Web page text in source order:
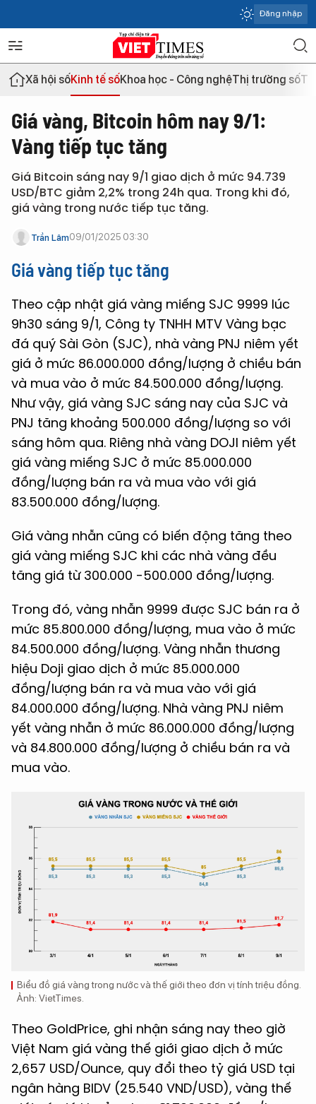
Đăng nhập
Xã hội sốKinh tế sốKhoa học - Công nghệThị trường số
Giá vàng, Bitcoin hôm nay 9/1:
Vàng tiếp tục tăng
Giá Bitcoin sáng nay 9/1 giao dịch ở mức 94.739
USD/BTC giảm 2,2% trong 24h qua. Trong khi đó,
giá vàng trong nước tiếp tục tăng.
Trần Lâm09/01/2025 03:30
Giá vàng tiếp tục tăng
Theo cập nhật giá vàng miếng SJC 9999 lúc
9h30 sáng 9/1, Công ty TNHH MTV Vàng bạc
đá quý Sài Gòn (SJC), nhà vàng PNJ niêm yết
giá ở mức 86.000.000 đồng/lượng ở chiều bán
và mua vào ở mức 84.500.000 đồng/lượng.
Như vậy, giá vàng SJC sáng nay của SJC và
PNJ tăng khoảng 500.000 đồng/lượng so với
sáng hôm qua. Riêng nhà vàng DOJI niêm yết
giá vàng miếng SJC ở mức 85.000.000
đồng/lượng bán ra và mua vào với giá
83.500.000 đồng/lượng.
Giá vàng nhẫn cũng có biến động tăng theo
giá vàng miếng SJC khi các nhà vàng đều
tăng giá từ 300.000 -500.000 đồng/lượng.
Trong đó, vàng nhẫn 9999 được SJC bán ra ở
mức 85.800.000 đồng/lượng, mua vào ở mức
84.500.000 đồng/lượng. Vàng nhẫn thương
hiệu Doji giao dịch ở mức 85.000.000
đồng/lượng bán ra và mua vào với giá
84.000.000 đồng/lượng. Nhà vàng PNJ niêm
yết vàng nhẫn ở mức 86.000.000 đồng/lượng
và 84.800.000 đồng/lượng ở chiều bán ra và
mua vào.
Biểu đồ giá vàng trong nước và thế giới theo đơn vị tính triệu đồng.
Ảnh: VietTimes.
Theo GoldPrice, ghi nhận sáng nay theo giờ
Việt Nam giá vàng thế giới giao dịch ở mức
2,657 USD/Ounce, quy đổi theo tỷ giá USD tại
ngân hàng BIDV (25.540 VND/USD), vàng thế